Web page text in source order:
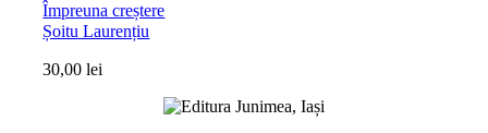
Împreuna creștere
Șoitu Laurențiu
30,00lei